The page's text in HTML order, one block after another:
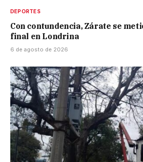
DEPORTES
Con contundencia, Zárate se
final en Londrina
6 de agosto de 2026